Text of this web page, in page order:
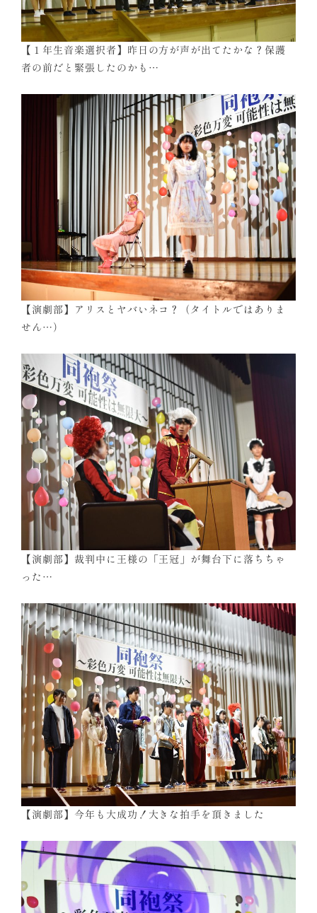
【１年生音楽選択者】昨日の方が声が出てたかな？保護
者の前だと緊張したのかも…
【演劇部】アリスとヤバいネコ？（タイトルではありま
せん…）
【演劇部】裁判中に王様の「王冠」が舞台下に落ちちゃ
った…
【演劇部】今年も大成功！大きな拍手を頂きました